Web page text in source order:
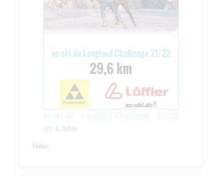
xc-ski.de Langlauf-Challenge 21/22
vor 4 Jahre
Teilen